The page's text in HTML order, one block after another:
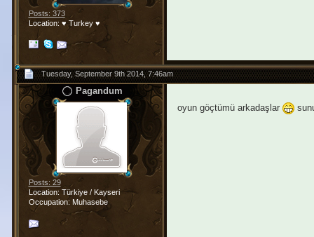
Posts: 373
Location: ♥ Turkey ♥
Tuesday, September 9th 2014, 7:46am
Pagandum
Posts: 29
Location: Türkiye / Kayseri
Occupation: Muhasebe
oyun göçtümü arkadaşlar